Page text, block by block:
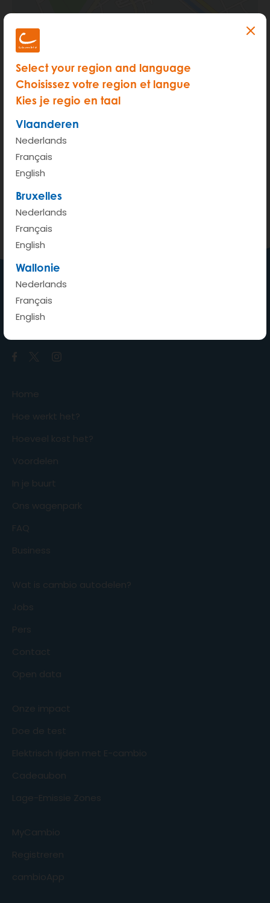
Select your region and language
Choisissez votre region et langue
Kies je regio en taal
Vlaanderen
Nederlands
Français
English
Bruxelles
Nederlands
Français
English
Wallonie
Nederlands
Français
English
Bekijken op Google Maps
Een auto waar ik wil, wanneer
ik wil
Home
Hoe werkt het?
Hoeveel kost het?
Voordelen
In je buurt
Ons wagenpark
FAQ
Business
Wat is cambio autodelen?
Jobs
Pers
Contact
Open data
Onze impact
Doe de test
Elektrisch rijden met E-cambio
Cadeaubon
Lage-Emissie Zones
MyCambio
Registreren
cambioApp